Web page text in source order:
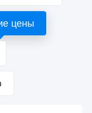
цены